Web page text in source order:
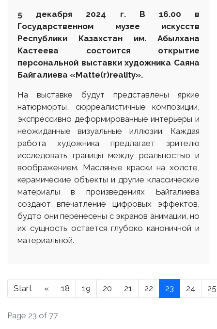
5 декабря 2024 г. В 16.00 в
Государственном музее искусств
Республики Казахстан им. Абылхана
Кастеева состоится открытие
персональной выставки художника Саяна
Байгалиева «Matte(r)reality».
На выставке будут представлены яркие
натюрморты, сюрреалистичные композиции,
экспрессивно деформированные интерьеры и
неожиданные визуальные иллюзии. Каждая
работа художника предлагает зрителю
исследовать границы между реальностью и
воображением. Масляные краски на холсте,
керамические объекты и другие классические
материалы в произведениях Байгалиева
создают впечатление цифровых эффектов,
будто они перенесены с экранов анимации, но
их сущность остается глубоко каноничной и
материальной.
Start « 18 19 20 21 22 23 24 25
Page 23 of 77